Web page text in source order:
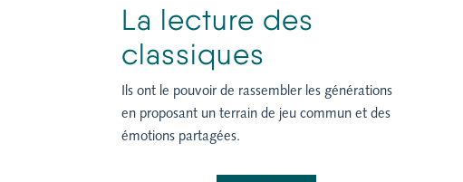
La lecture des
classiques
Ils ont le pouvoir de rassembler les générations
en proposant un terrain de jeu commun et des
émotions partagées.